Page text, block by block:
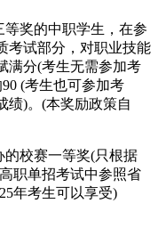
奖的中职学生，在参
考试部分，对职业技能
满分(考生无需参加考
(考生也可参加考
绩)。(本奖励政策自
的校赛一等奖(只根据
职单招考试中参照省
年考生可以享受)